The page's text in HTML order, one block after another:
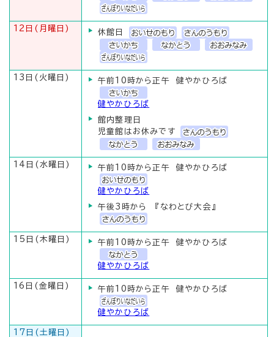
12日(月曜日) 休館日
13日(火曜日) 午前10時から正午 健やかひろば
健やかひろば
館内整理日
児童館はお休みです
14日(水曜日) 午前10時から正午 健やかひろば
健やかひろば
午後3時から 『なわとび大会』
15日(木曜日) 午前10時から正午 健やかひろば
健やかひろば
16日(金曜日) 午前10時から正午 健やかひろば
健やかひろば
17日(土曜日)